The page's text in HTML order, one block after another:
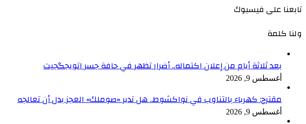
تابعنا على فيسبوك
ولنا كلمة
بعد ثلاثة أيام من إعلان اكتماله.. أضرار تظهر في حافة جسر اتويجگجيت
أغسطس 9, 2026
مقترح: كهرباء بالتناوب في نواكشوط.. هل تدير «صوملك» العجز بدل أن تعالجه
أغسطس 9, 2026